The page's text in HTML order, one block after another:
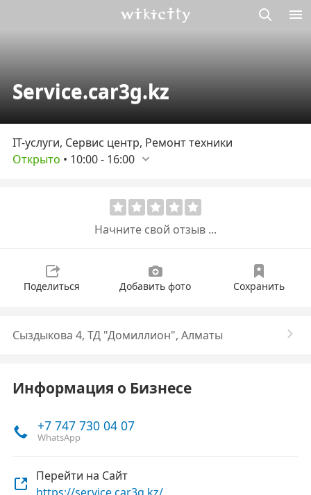
Service.car3g.kz
IT-услуги, Сервис центр, Ремонт техники
Открыто • 10:00- 16:00
Начните свой отзыв ...
Поделиться Добавить фото Сохранить
Сыздыкова 4, ТД "Домиллион", Алматы
Информация о Бизнесе
+7 747 730 04 07
WhatsApp
Перейти на Сайт